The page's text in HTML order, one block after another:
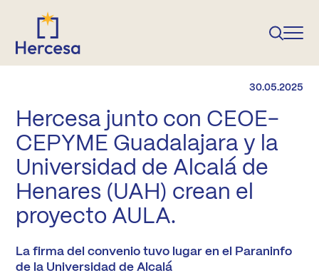
30.05.2025
Hercesa junto con CEOE-
CEPYME Guadalajara y la
Universidad de Alcalá de
Henares (UAH) crean el
proyecto AULA.
La firma del convenio tuvo lugar en el Paraninfo
de la Universidad de Alcalá